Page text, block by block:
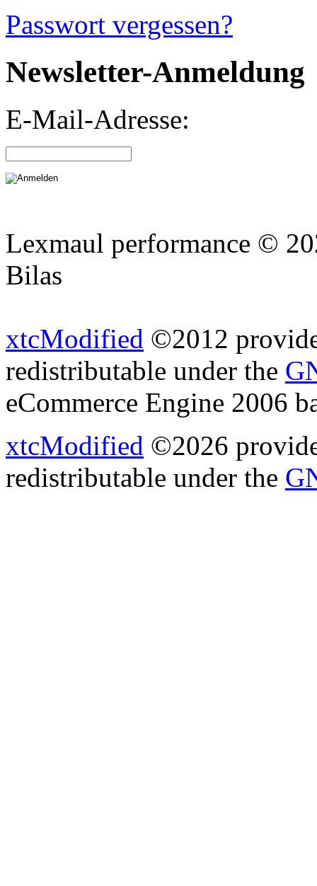
Passwort vergessen?
Newsletter-Anmeldung
E-Mail-Adresse:
Lexmaul performance ©
Bilas
xtcModified ©2012
redistributable under the
eCommerce Engine 2006
xtcModified ©2026
redistributable under the